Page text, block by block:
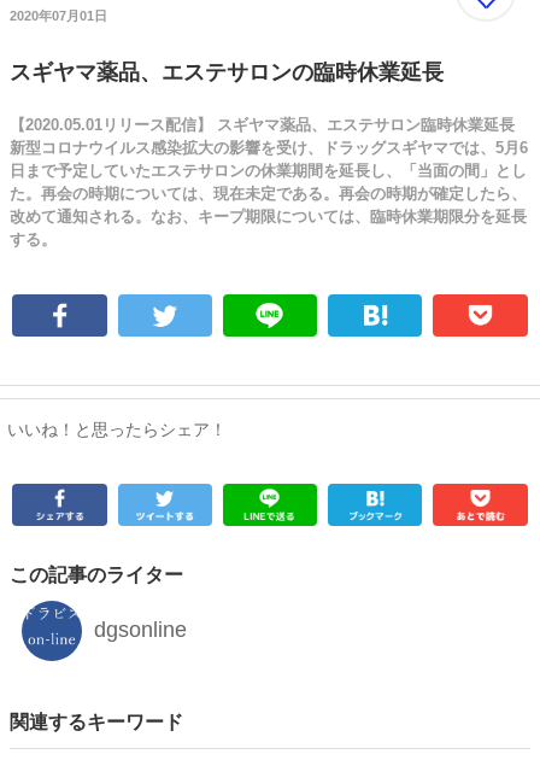
2020年07月01日
スギヤマ薬品、エステサロンの臨時休業延長
【2020.05.01リリース配信】 スギヤマ薬品、エステサロン臨時休業延長
新型コロナウイルス感染拡大の影響を受け、ドラッグスギヤマでは、5月6
日まで予定していたエステサロンの休業期間を延長し、「当面の間」とし
た。再会の時期については、現在未定である。再会の時期が確定したら、
改めて通知される。なお、キープ期限については、臨時休業期限分を延長
する。
いいね！と思ったらシェア！
この記事のライター
dgsonline
関連するキーワード